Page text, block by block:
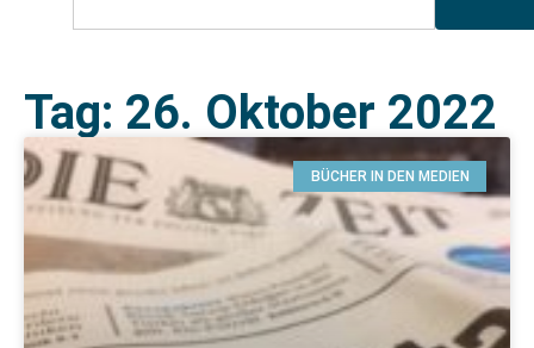
Tag: 26. Oktober 2022
BÜCHER IN DEN MEDIEN